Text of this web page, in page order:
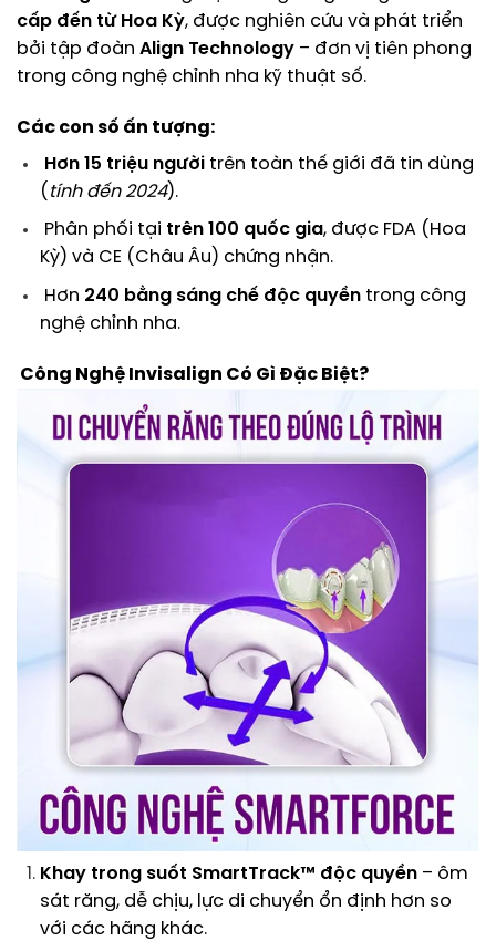
cấp đến từ Hoa Kỳ, được nghiên cứu và phát triển
bởi tập đoàn Align Technology – đơn vị tiên phong
trong công nghệ chỉnh nha kỹ thuật số.
Các con số ấn tượng:
Hơn 15 triệu ngườitrên toàn thế giới đã tin dùng
( tính đến 2024).
Phân phối tại trên 100 quốc gia, được FDA (Hoa
Kỳ) và CE (Châu Âu) chứng nhận.
Hơn 240 bằng sáng chế độc quyềntrong công
nghệ chỉnh nha.
Công Nghệ Invisalign Có Gì Đặc Biệt?
Khay trong suốt SmartTrack™ độc quyền– ôm
sát răng, dễ chịu, lực di chuyển ổn định hơn so
với các hãng khác.